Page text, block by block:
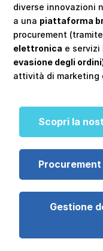
diverse innovazioni
a una piattaforma
procurement (tramite
elettronica e servizi
evasione degli ordini
attività di marketing
Scopri la
Gestione